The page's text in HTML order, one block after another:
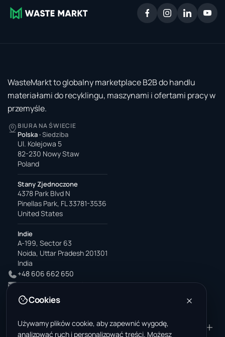
WasteMarkt to globalny marketplace B2B do handlu
materiałami do recyklingu, maszynami i ofertami pracy w
przemyśle.
BIURA NA ŚWIECIE
Polska ·Siedziba
Ul. Kolejowa 5
82-230 Nowy Staw
Poland
Stany Zjednoczone
4378 Park Blvd N
Pinellas Park, FL 33781-3536
United States
Indie
A-199, Sector 63
Noida, Uttar Pradesh 201301
India
+48 606 662 650
support@wastemarkt.com
office@wastemarkt.com
PRODUKT ZASOBY
Cookies
Używamy plików cookie, aby zapewnić wygodę,
analizować ruch i personalizować treści. Możesz